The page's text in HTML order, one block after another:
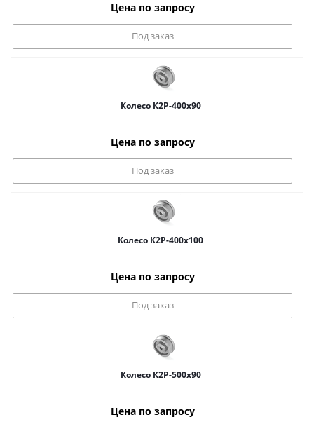
Цена по запросу
Под заказ
Колесо К2Р-400x90
Цена по запросу
Под заказ
Колесо К2Р-400x100
Цена по запросу
Под заказ
Колесо К2Р-500x90
Цена по запросу